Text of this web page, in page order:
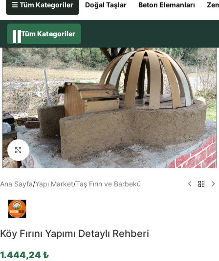
☰ Tüm Kategoriler Doğal Taşlar Beton Elemanları
Tüm Kategoriler
Büyütmek için tıklayın
Ana Sayfa/Yapı Market/Taş Fırın ve Barbekü
Köy Fırını Yapımı Detaylı Rehberi
1.444,24 ₺